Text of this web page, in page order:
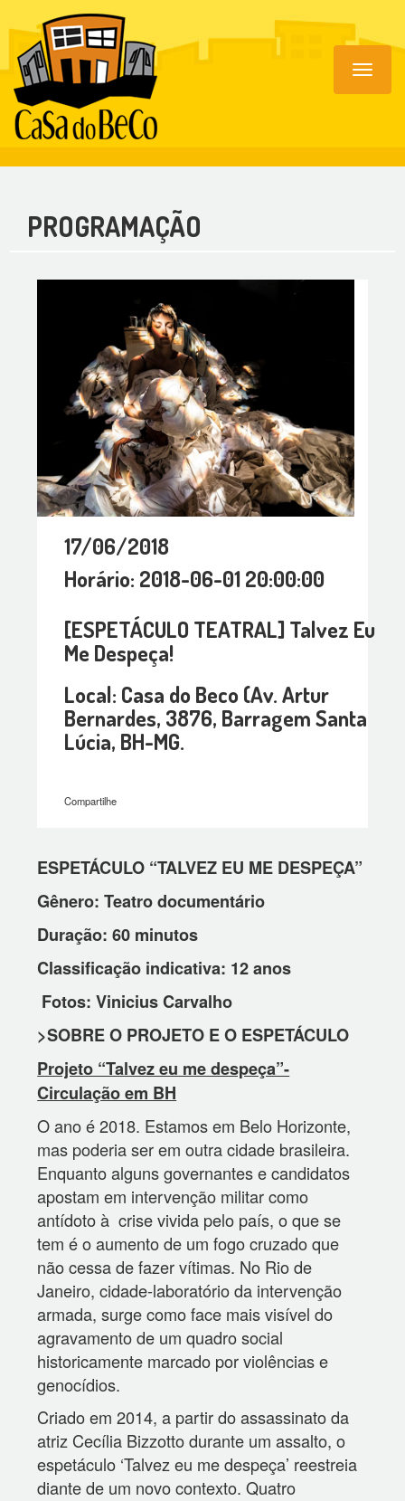
Toggle
PROGRAMAÇÃO
17/06/2018
Horário: 2018-06-01 20:00:00
[ESPETÁCULO TEATRAL] Talvez Eu
Me Despeça!
Local: Casa do Beco (Av. Artur
Bernardes, 3876, Barragem Santa
Lúcia, BH-MG.
Compartilhe
ESPETÁCULO “TALVEZ EU ME DESPEÇA”
Gênero: Teatro documentário
Duração: 60 minutos
Classificação indicativa: 12 anos
Fotos: Vinicius Carvalho
>SOBRE O PROJETO E O ESPETÁCULO
Projeto “Talvez eu me despeça”-
Circulação em BH
O ano é 2018. Estamos em Belo Horizonte,
mas poderia ser em outra cidade brasileira.
Enquanto alguns governantes e candidatos
apostam em intervenção militar como
antídoto à crise vivida pelo país, o que se
tem é o aumento de um fogo cruzado que
não cessa de fazer vítimas. No Rio de
Janeiro, cidade-laboratório da intervenção
armada, surge como face mais visível do
agravamento de um quadro social
historicamente marcado por violências e
genocídios.
Criado em 2014, a partir do assassinato da
atriz Cecília Bizzotto durante um assalto, o
espetáculo ‘Talvez eu me despeça’ reestreia
diante de um novo contexto. Quatro